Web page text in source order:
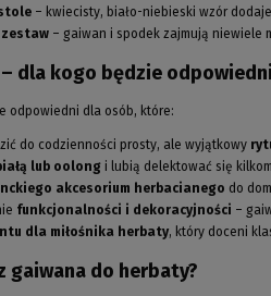
– kwiecisty, biało-niebieski wzór
zestaw – gaiwan i spodek zajmują niewiele
dla kogo będzie
odpowiedni dla osób, które:
do codzienności prosty, ale wyjątkowy
lub oolong i lubią delektować się
akcesorium herbacianego do
funkcjonalności i dekoracyjności –
dla miłośnika herbaty, który doceni
gaiwana do herbaty?